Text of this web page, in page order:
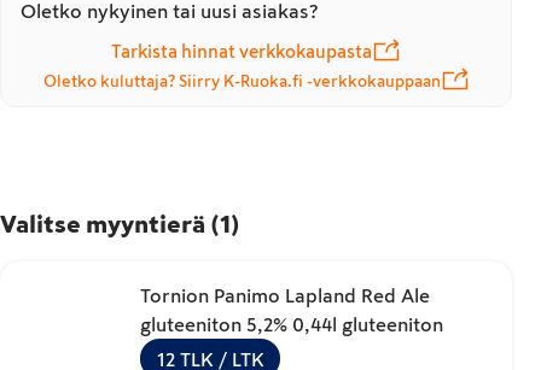
Oletko nykyinen tai uusi asiakas?
Tarkista hinnat verkkokaupasta
Oletko kuluttaja? Siirry K-Ruoka.fi -verkkokauppaan
Valitse myyntierä (1 )
Tornion Panimo Lapland Red Ale
gluteeniton 5,2% 0,44l gluteeniton
12 TLK / LTK